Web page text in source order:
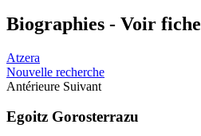
Biographies - Voir fiche
Atzera
Nouvelle recherche
Antérieure Suivant
Egoitz Gorosterrazu